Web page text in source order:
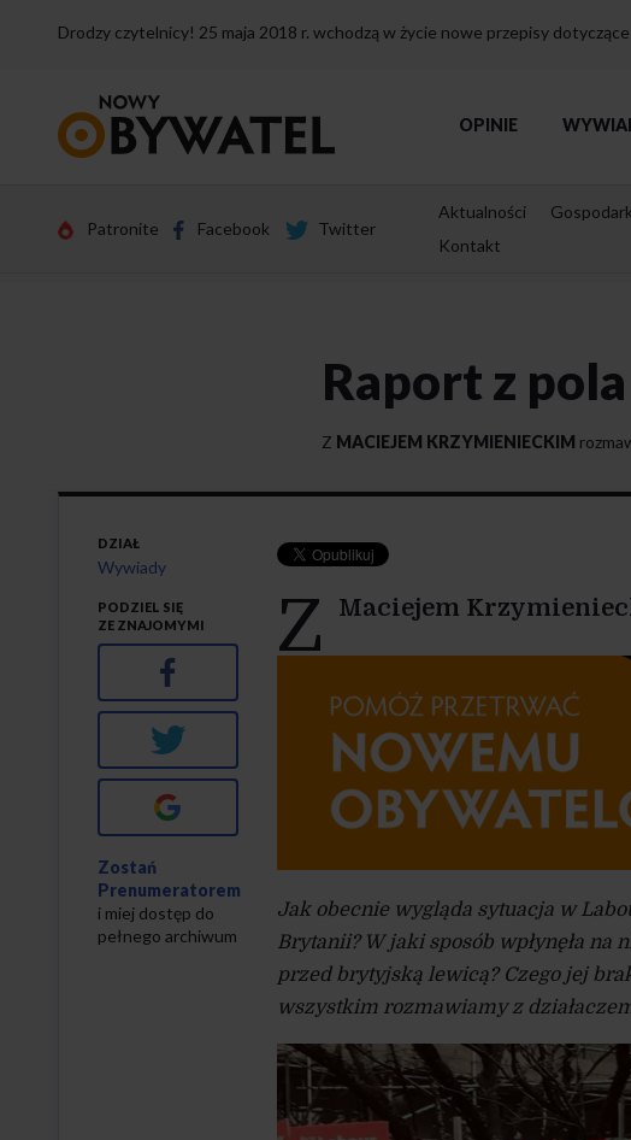
Drodzy czytelnicy! 25 maja 2018 r. wchodzą w życie nowe przepisy
strony
OPINIE
Patronite Facebook Twitter
Aktualności
Kontakt
Raport z
Z MACIEJEM KRZYMIENIECKIM
Z Maciejem
Jak obecnie wygląda sytuacja w
Brytanii? W jaki sposób wpłynęła na
przed brytyjską lewicą? Czego jej
wszystkim rozmawiamy z
DZIAŁ
Wywiady
PODZIEL SIĘ
ZE ZNAJOMYMI
Facebook
Twitter
Zostań
Prenumeratorem
i miej dostęp do
pełnego archiwum